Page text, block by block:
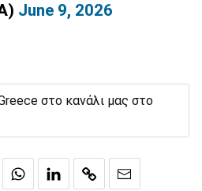
June 9, 2026
στο κανάλι μας στο